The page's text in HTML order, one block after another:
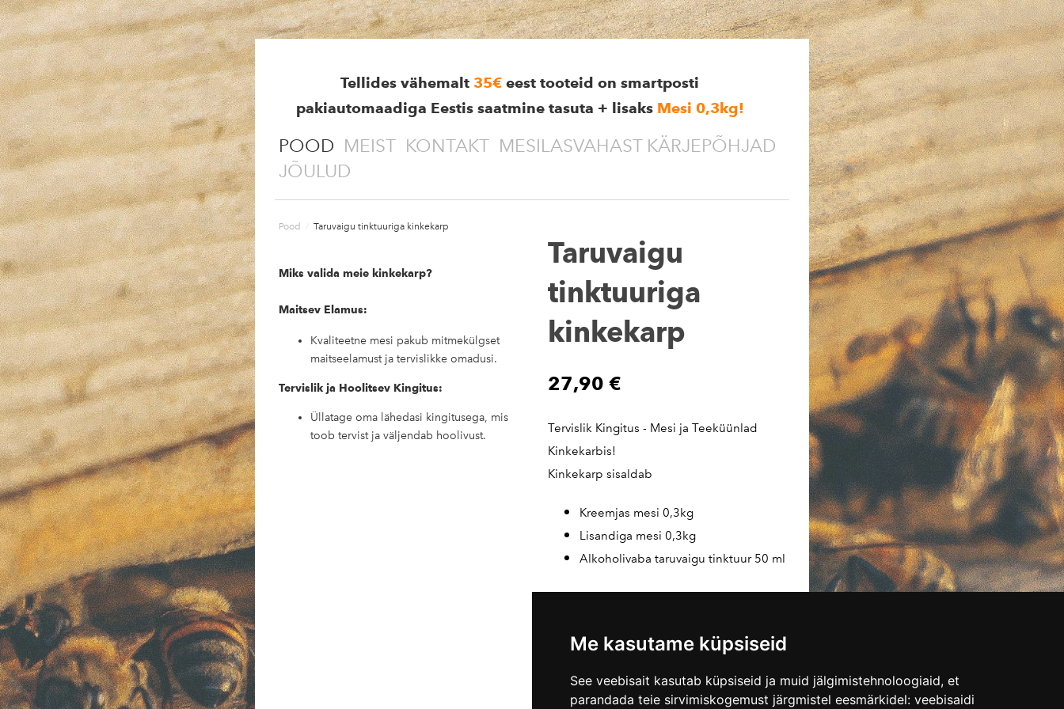
Me kasutame küpsiseid
See veebisait kasutab küpsiseid ja muid jälgimistehnoloogiaid, et
parandada teie sirvimiskogemust järgmistel eesmärkidel: veebisaidi
Tellides vähemalt 35€ eest tooteid on smartposti
pakiautomaadiga Eestis saatmine tasuta + lisaks Mesi 0,3kg!
POOD MEIST KONTAKT MESILASVAHAST KÄRJEPÕHJAD
JÕULUD
Pood Taruvaigu tinktuuriga kinkekarp
Miks valida meie kinkekarp?
Maitsev Elamus:
Kvaliteetne mesi pakub mitmekülgset
maitseelamust ja tervislikke omadusi.
Tervislik ja Hoolitsev Kingitus:
Üllatage oma lähedasi kingitusega, mis
toob tervist ja väljendab hoolivust.
Taruvaigu
tinktuuriga
kinkekarp
27,90 €
Tervislik Kingitus - Mesi ja Teeküünlad
Kinkekarbis!
Kinkekarp sisaldab
Kreemjas mesi 0,3kg
Lisandiga mesi 0,3kg
Alkoholivaba taruvaigu tinktuur 50 ml
Märkmete kast asub ostu sooritades Tarne
Lisa ostukorvi